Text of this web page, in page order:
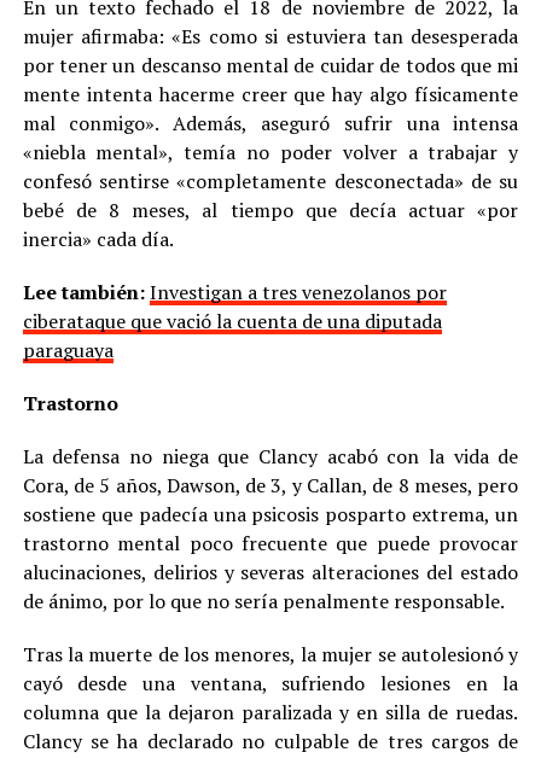
En un texto fechado el 18 de noviembre de 2022, la
mujer afirmaba: «Es como si estuviera tan desesperada
por tener un descanso mental de cuidar de todos que mi
mente intenta hacerme creer que hay algo físicamente
mal conmigo». Además, aseguró sufrir una intensa
«niebla mental», temía no poder volver a trabajar y
confesó sentirse «completamente desconectada» de su
bebé de 8 meses, al tiempo que decía actuar «por
inercia» cada día.
Lee también:Investigan a tres venezolanos por
ciberataque que vació la cuenta de una diputada
paraguaya
Trastorno
La defensa no niega que Clancy acabó con la vida de
Cora, de 5 años, Dawson, de 3, y Callan, de 8 meses, pero
sostiene que padecía una psicosis posparto extrema, un
trastorno mental poco frecuente que puede provocar
alucinaciones, delirios y severas alteraciones del estado
de ánimo, por lo que no sería penalmente responsable.
Tras la muerte de los menores, la mujer se autolesionó y
cayó desde una ventana, sufriendo lesiones en la
columna que la dejaron paralizada y en silla de ruedas.
Clancy se ha declarado no culpable de tres cargos de